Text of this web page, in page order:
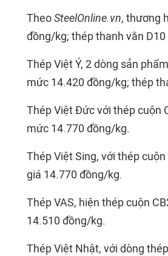
TheoSteelOnline.vn, thương
đồng/kg; thép thanh vằn
Thép Việt Ý, 2 dòng sản
mức 14.420 đồng/kg; thép
Thép Việt Đức với thép cuộn
mức 14.770 đồng/kg.
Thép Việt Sing, với thép
giá 14.770 đồng/kg.
Thép VAS, hiện thép cuộn
14.510 đồng/kg.
Thép Việt Nhật, với dòng